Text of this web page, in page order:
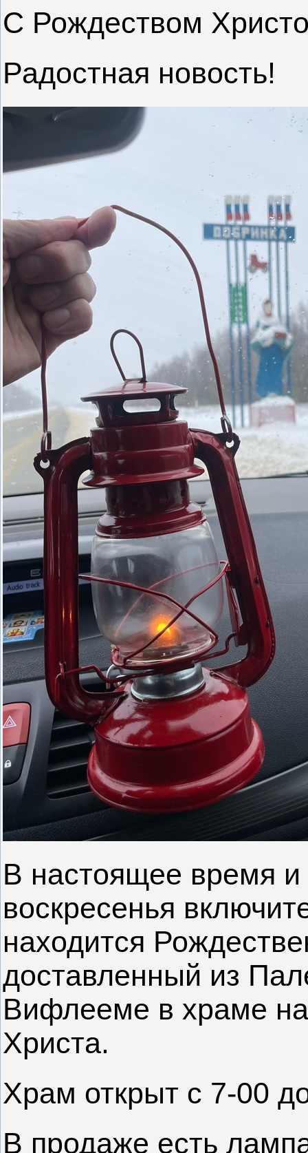
С Рождеством
Радостная новость!
В настоящее время и
воскресенья
находится
доставленный из
Вифлееме в храме
Христа.
Храм открыт с 7-00
В продаже есть